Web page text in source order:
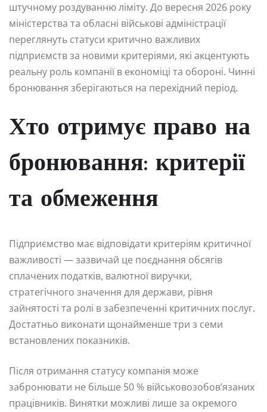
штучному роздуванню ліміту. До вересня 2026 року
міністерства та обласні військові адміністрації
переглянуть статуси критично важливих
підприємств за новими критеріями, які акцентують
реальну роль компанії в економіці та обороні. Чинні
бронювання зберігаються на перехідний період.
Хто отримує право на
бронювання: критерії
та обмеження
Підприємство має відповідати критеріям критичної
важливості — зазвичай це поєднання обсягів
сплачених податків, валютної виручки,
стратегічного значення для держави, рівня
зайнятості та ролі в забезпеченні критичних послуг.
Достатньо виконати щонайменше три з семи
встановлених показників.
Після отримання статусу компанія може
забронювати не більше 50 % військовозобов’язаних
працівників. Винятки можливі лише за окремого